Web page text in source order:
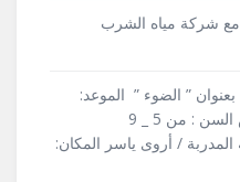
مع شركة مياه الشرب
” الضوء ” الموعد:
الأربعاء 2026/7/1 الساعة 10 ص السن : من 5 _ 9
الاشتراك : 80 جنيه المدربة / أروى ياسر المكان: